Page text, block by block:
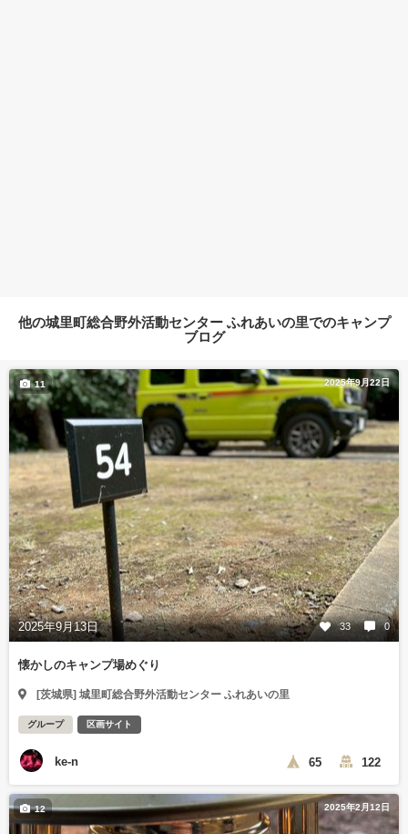
他の城里町総合野外活動センター ふれあいの里でのキャンプ
ブログ
2025年9月22日
2025年9月13日 33 0
11
懐かしのキャンプ場めぐり
[茨城県] 城里町総合野外活動センター ふれあいの里
グループ 区画サイト
ke-n 65 122
2025年2月12日
12